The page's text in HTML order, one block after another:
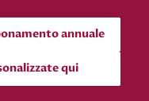
annuale
qui